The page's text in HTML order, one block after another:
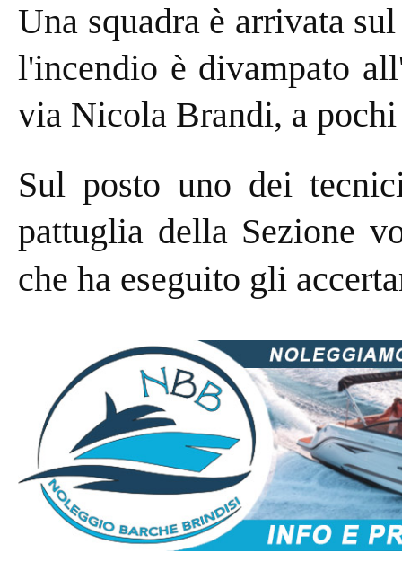
Una squadra è arrivata
l'incendio è divampato
via Nicola Brandi, a
Sul posto uno dei
pattuglia della Sezione
che ha eseguito gli